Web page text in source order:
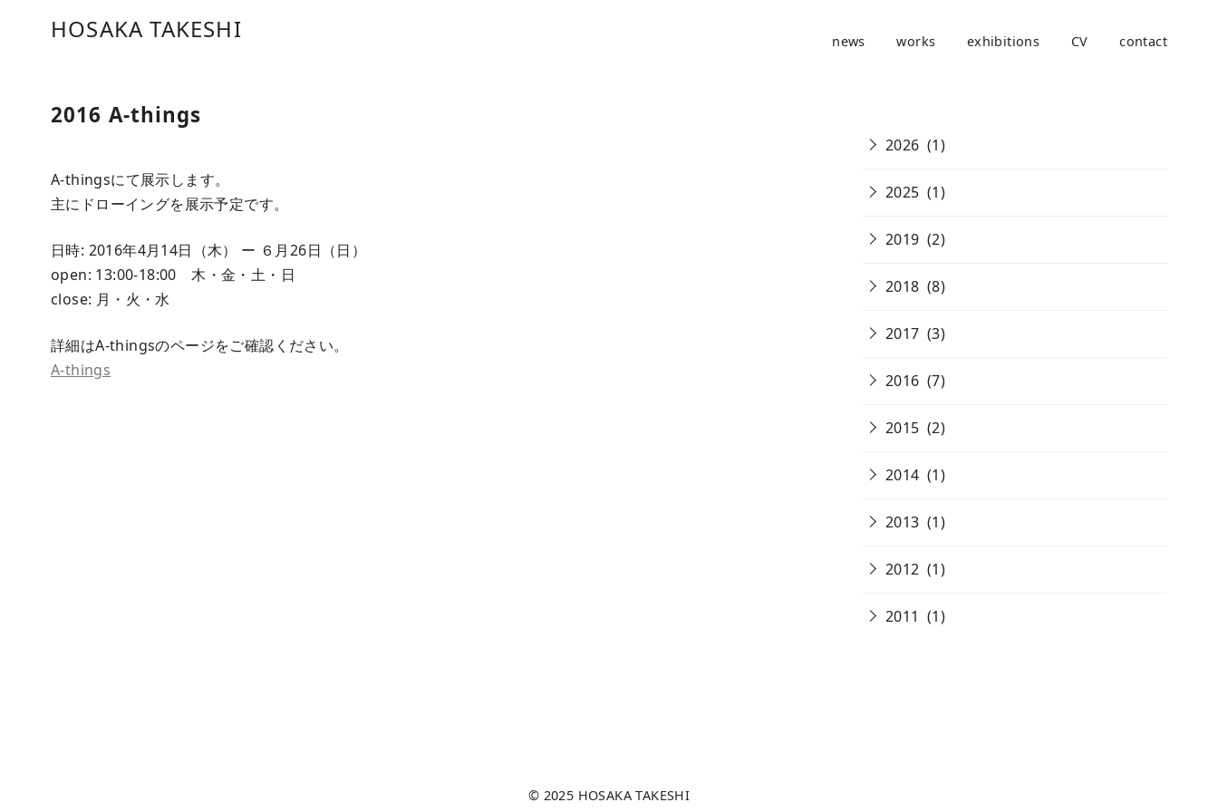
HOSAKA TAKESHI news works exhibitions CV contact
2016 A-things
A-thingsにて展示します。
主にドローイングを展示予定です。
日時: 2016年4月14日（木） ー ６月26日（日）
open: 13:00-18:00 木・金・土・日
close: 月・火・水
詳細はA-thingsのページをご確認ください。
A-things
2026 (1)
2025 (1)
2019 (2)
2018 (8)
2017 (3)
2016 (7)
2015 (2)
2014 (1)
2013 (1)
2012 (1)
2011 (1)
© 2025 HOSAKA TAKESHI